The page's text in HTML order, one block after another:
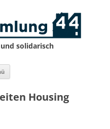
solidarisch
Zum
springen
Housing